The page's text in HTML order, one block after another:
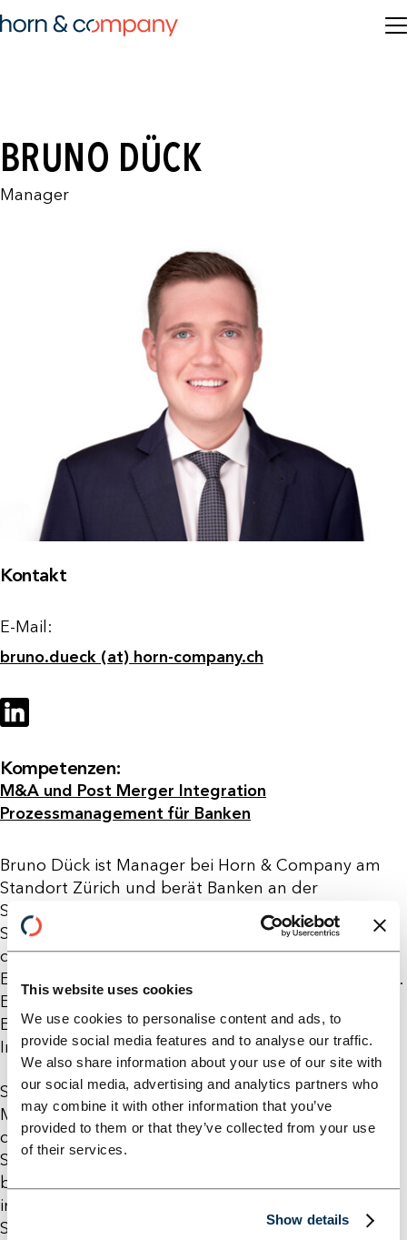
This website uses cookies
We use cookies to personalise content and ads, to
provide social media features and to analyse our traffic.
We also share information about your use of our site with
our social media, advertising and analytics partners who
may combine it with other information that you’ve
provided to them or that they’ve collected from your use
of their services.
Show details
BRUNO DÜCK
Manager
Kontakt
E-Mail:
bruno.dueck (at) horn-company.ch
Kompetenzen:
M&A und Post Merger Integration
Prozessmanagement für Banken
Bruno Dück ist Manager bei Horn & Company am
Standort Zürich und berät Banken an der
Schnittstelle von Transformation und Technologie.
Sein fachlicher Schwerpunkt liegt insbesondere in
den Bereichen Data Sourcing, Datenaufbereitung,
End-to-End-Dashboards sowie der Automatisierung.
Ergänzend setzt er Python-Lösungen ein, um
Echtzeit-Transparenz und einen stabilen
Informationsfluss sicherzustellen.
Sein akademischer Hintergrund umfasst einen
Master in Strategy and International Management
der Universität St. Gallen sowie einen Master of
Science in Finance von ESADE. Vor seinem Einstieg
bei Horn & Company sammelte er Berufserfahrung
im Banking und Private Equity mit einem klaren
Schwerpunkt auf Datenanalyse.